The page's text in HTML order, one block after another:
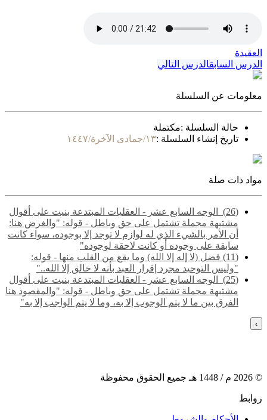
العقيدة
الدرس السابقالدرس التالي
معلومات عن السلسلة
حالة السلسلة :مكتملة
تاريخ إنشاء السلسلة :١٣/جمادى الآخرة/١٤٤٧
مواد ذات صلة
(26) ‌‌ الوجه السابع عشر - العقليات المبتدعة بنيت على أقوال
مشتبهة مجملة تشتمل على حق وباطل - قوله: "والغرض هنا:
أن الأمر بالشيء الذي له لوازم لا توجد إلا بوجوده، سواء كانت
سابقة على وجوده أو كانت لاحقة لوجوده"
(11) فضل (لا إله إلا الله) وما يقع من القلب منها - قوله:
"وليس التوحيد مجرد إقرار العبد بأنه لا خالق إلا الله.."
(25) ‌‌ الوجه السابع عشر - العقليات المبتدعة بنيت على أقوال
مشتبهة مجملة تشتمل على حق وباطل - قوله: "والمقصود هنا
الفرق بين ما لا يتم الوجوب إلا به، وما لا يتم الواجب إلا به"
›
©
2026 م / 1448 هـ جميع الحقوق محفوظة
روابط